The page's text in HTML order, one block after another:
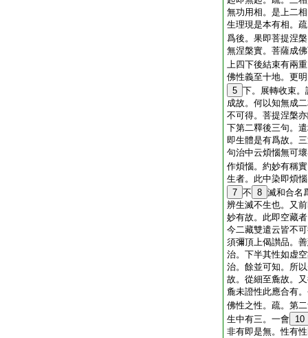
無功用相。是上二
生理現是本有相。
爲後。果即菩提涅
無涅槃實。菩薩成
上四下後結束有兩
佛性義至十地。更
5 下。展轉收束
成故。何以知無成
不可得。菩提涅槃
下第二釋後三句。
即生體是有爲故。
句治中云煩惱無可
作煩惱。約妙有稱
生者。此中染即煩
7 不 8 滅和合名
辨生滅不生也。又
妙有故。此即空藏
今二藏雙遣云皆不
須彌頂上偈讃品。
治。下半其性如虚
治。餘並可知。所
故。從細至麁故。
麁未證性此應合有
佛性之性。疏。第
生中有三。一會 10
非有即是無。性有